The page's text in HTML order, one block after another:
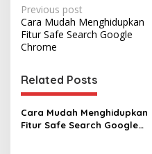
P
o
s
t
n
a
v
Previous post
Cara Mudah Menghidupkan
Fitur Safe Search Google
Chrome
Related Posts
Cara Mudah Menghidupkan
Fitur Safe Search Google